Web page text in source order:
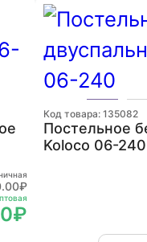
Код товара: 135082
Постельное
Koloco 06-240